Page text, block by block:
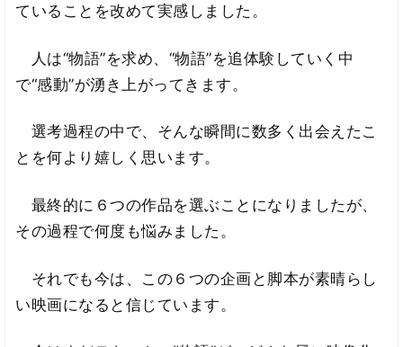
ていることを改めて実感しました。
人は“物語”を求め、“物語”を追体験していく中
で“感動”が湧き上がってきます。
選考過程の中で、そんな瞬間に数多く出会えたこ
とを何より嬉しく思います。
最終的に６つの作品を選ぶことになりましたが、
その過程で何度も悩みました。
それでも今は、この６つの企画と脚本が素晴らし
い映画になると信じています。